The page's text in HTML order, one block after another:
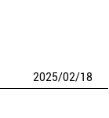
2025/02/18